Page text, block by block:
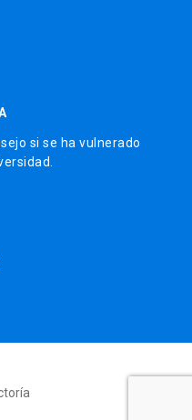
si se ha vulnerado